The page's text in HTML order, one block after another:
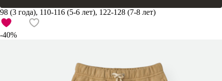
98 (3 года), 110-116 (5-6 лет), 122-128 (7-8 лет)
-40%